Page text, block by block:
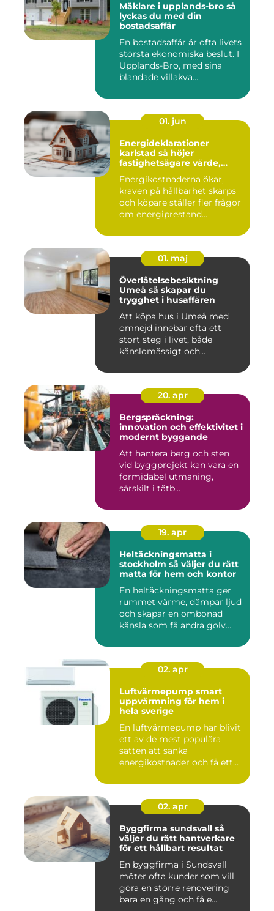
Mäklare i upplands-bro så
lyckas du med din
bostadsaffär
En bostadsaffär är ofta livets
största ekonomiska beslut. I
Upplands-Bro, med sina
blandade villakva...
01. jun
Energideklarationer
karlstad så höjer
fastighetsägare värde,
Energikostnaderna ökar,
kraven på hållbarhet skärps
och köpare ställer fler frågor
om energiprestand...
01. maj
Överlåtelsebesiktning
Umeå så skapar du
trygghet i husaffären
Att köpa hus i Umeå med
omnejd innebär ofta ett
stort steg i livet, både
känslomässigt och
20. apr
Bergspräckning:
innovation och effektivitet i
modernt byggande
Att hantera berg och sten
vid byggprojekt kan vara en
formidabel utmaning,
särskilt i tätb...
19. apr
Heltäckningsmatta i
stockholm så väljer du rätt
matta för hem och kontor
En heltäckningsmatta ger
rummet värme, dämpar ljud
och skapar en ombonad
känsla som få andra golv
02. apr
Luftvärmepump smart
uppvärmning för hem i
hela sverige
En luftvärmepump har blivit
ett av de mest populära
sätten att sänka
energikostnader och få ett
02. apr
Byggfirma sundsvall så
väljer du rätt hantverkare
för ett hållbart resultat
En byggfirma i Sundsvall
möter ofta kunder som vill
göra en större renovering
bara en gång och få e...